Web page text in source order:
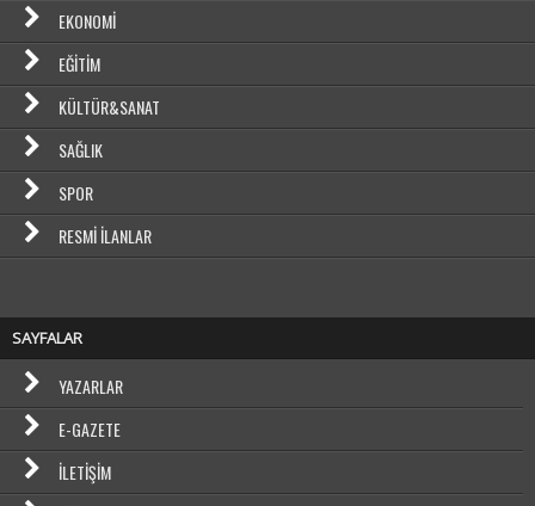
EKONOMI
EĞITIM
KÜLTÜR&SANAT
SAĞLIK
SPOR
RESMI İLANLAR
SAYFALAR
YAZARLAR
E-GAZETE
İLETIŞIM